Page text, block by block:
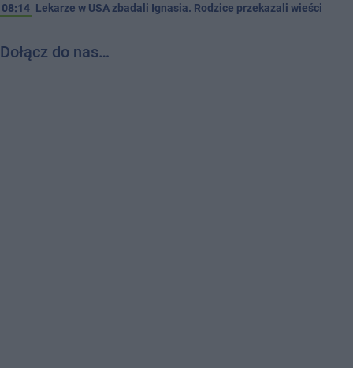
08:14 Lekarze w USA zbadali Ignasia. Rodzice przekazali wieści
Dołącz do nas…